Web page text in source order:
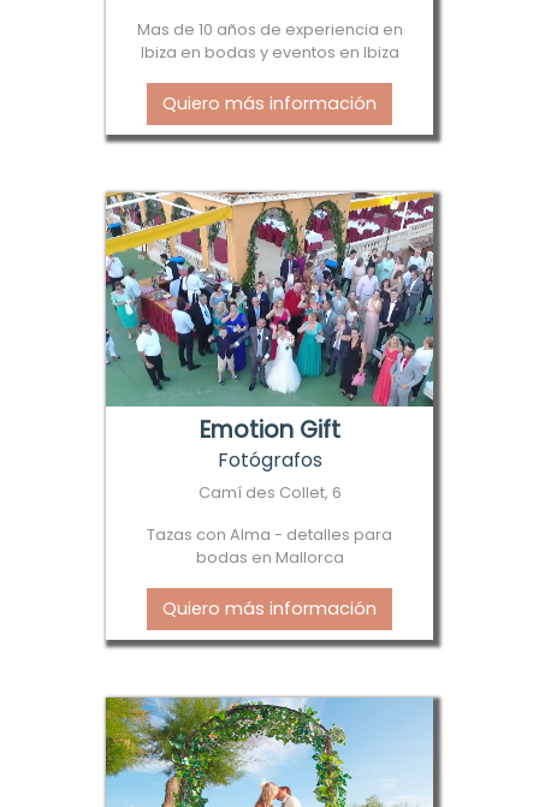
Mas de 10 años de experiencia en
Ibiza en bodas y eventos en Ibiza
Quiero más información
Emotion Gift
Fotógrafos
Camí des Collet, 6
Tazas con Alma - detalles para
bodas en Mallorca
Quiero más información